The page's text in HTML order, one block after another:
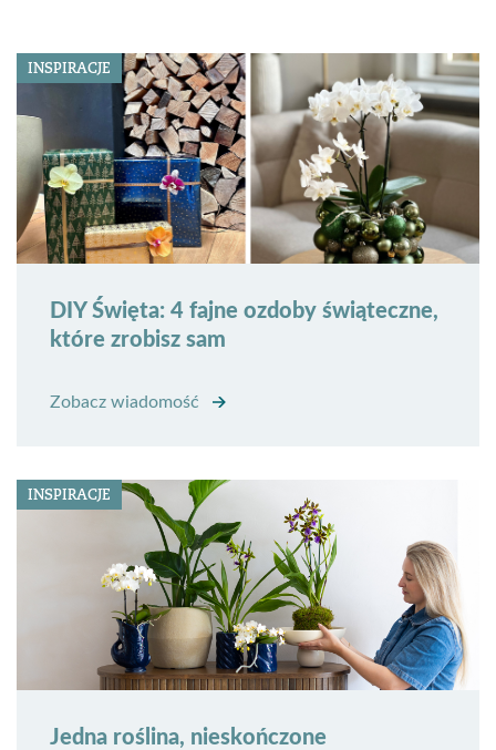
INSPIRACJE
DIY Święta: 4 fajne ozdoby świąteczne,
które zrobisz sam
Zobacz wiadomość
INSPIRACJE
Jedna roślina, nieskończone